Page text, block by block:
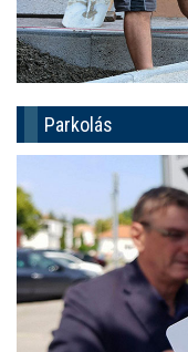
Parkolás